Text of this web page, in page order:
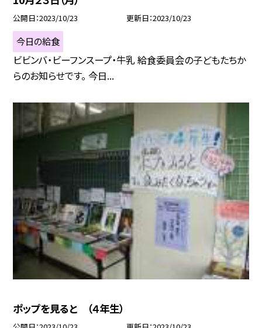
公開日 2023/10/23 更新日 2023/10/23
今日の給食
ビビンバ・ビーフンスープ・牛乳 給食委員会の子どもたちか
らのお知らせです。 今日...
ポップを見ると （４年生）